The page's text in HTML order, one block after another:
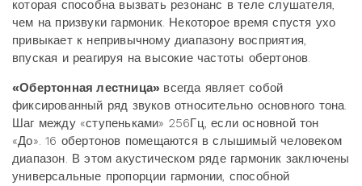
которая способна вызвать резонанс в теле слушателя,
чем на призвуки гармоник. Некоторое время спустя ухо
привыкает к непривычному диапазону восприятия,
впуская и реагируя на высокие частоты обертонов.
«Обертонная лестница» всегда являет собой
фиксированный ряд звуков относительно основного тона.
Шаг между «ступеньками» 256Гц, если основной тон
«До». 16 обертонов помещаются в слышимый человеком
диапазон. В этом акустическом ряде гармоник заключены
универсальные пропорции гармонии, способной